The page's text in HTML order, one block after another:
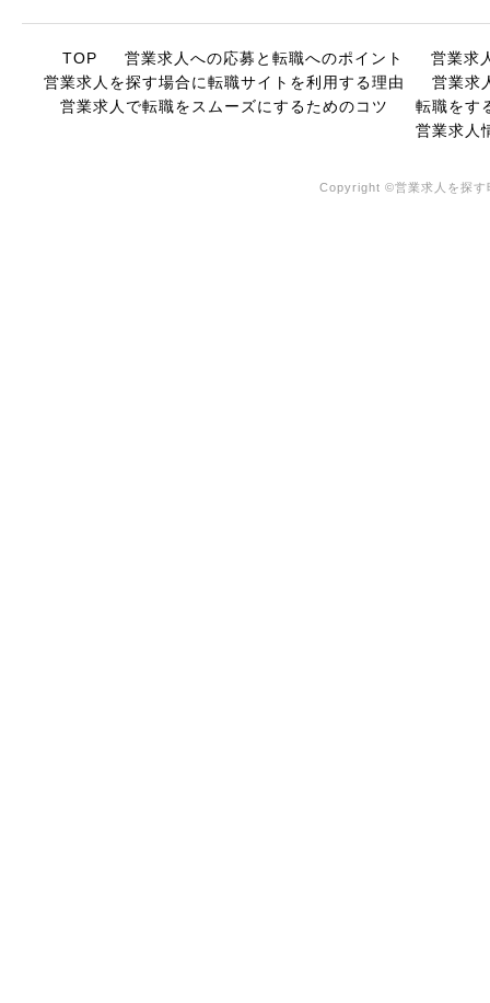
TOP 営業求人への応募と転職へのポイント
営業求
営業求人を探す場合に転職サイトを利用する理由
営業求
営業求人で転職をスムーズにするためのコツ
転職をす
営業求人
Copyright ©営業求人を探